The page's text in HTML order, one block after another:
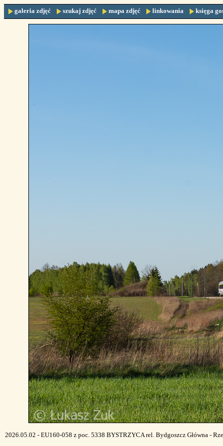
galeria zdjęć szukaj zdjęć mapa zdjęć linkowania księga
2026.05.02 - EU160-058 z poc. 5338 BYSTRZYCA rel. Bydgoszcz Główna -